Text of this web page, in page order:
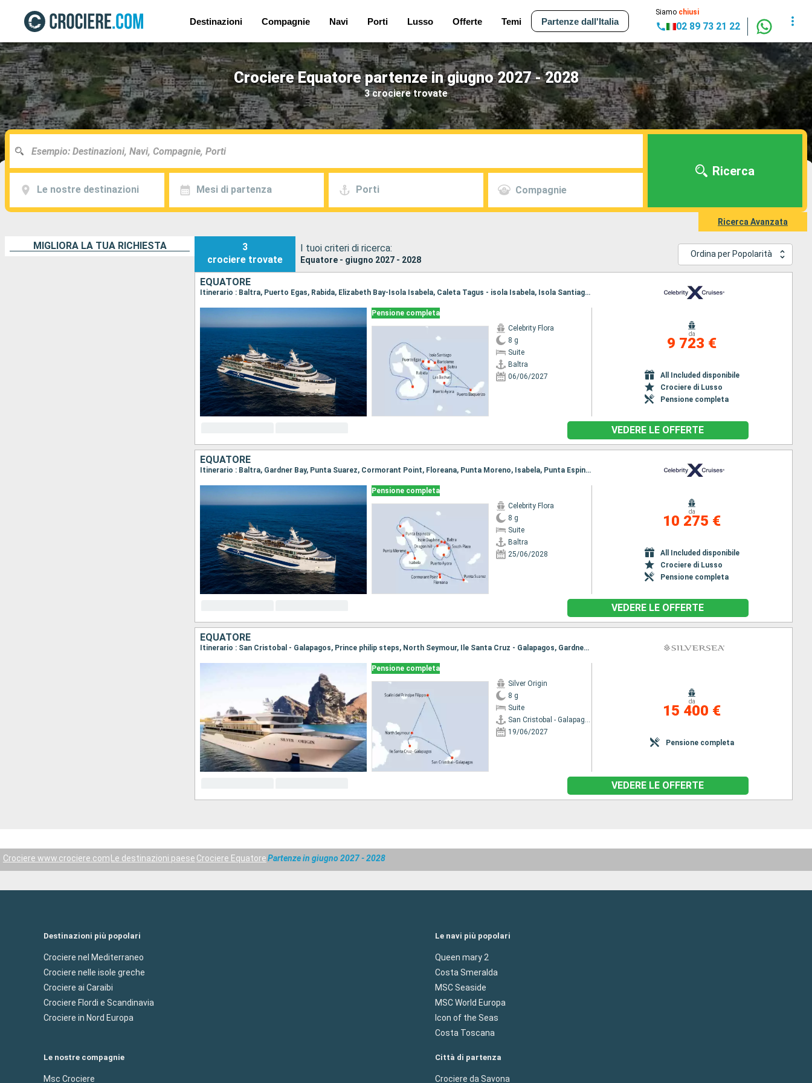
Destinazioni Compagnie Navi Porti Lusso Offerte Temi Partenze dall'Italia
Siamo chiusi
02 89 73 21 22
Crociere Equatore partenze in giugno 2027 - 2028
3 crociere trovate
Le nostre destinazioni Mesi di partenza Porti Compagnie
Ricerca
Ricerca Avanzata
MIGLIORA LA TUA RICHIESTA
3
crociere trovate
I tuoi criteri di ricerca:
Equatore - giugno 2027 - 2028
Ordina per Popolarità
EQUATORE
Itinerario : Baltra, Puerto Egas, Rabida, Elizabeth Bay-Isola Isabela, Caleta Tagus - isola Isabela, Isola Santiago, Bartolome, Las Bachas, Isole Daphne, North Seymour, Puerto Baquerizo, Punta Pitt, Puerto Ayora, Baltra
Pensione completa
Celebrity Flora
8 g
Suite
Baltra
06/06/2027
da
9 723 €
All Included disponibile
Crociere di Lusso
Pensione completa
VEDERE LE OFFERTE
EQUATORE
Itinerario : Baltra, Gardner Bay, Punta Suarez, Cormorant Point, Floreana, Punta Moreno, Isabela, Punta Espinoza, Punta Vicente Roca, South Plaza, Isole Daphne, Dragon hill, Puerto Ayora, Baltra
Pensione completa
Celebrity Flora
8 g
Suite
Baltra
25/06/2028
da
10 275 €
All Included disponibile
Crociere di Lusso
Pensione completa
VEDERE LE OFFERTE
EQUATORE
Itinerario : San Cristobal - Galapagos, Prince philip steps, North Seymour, Ile Santa Cruz - Galapagos, Gardner Bay, San Cristobal - Galapagos, Prince philip steps, North Seymour, Ile Santa Cruz - Galapagos, Gardner Bay, San Cristobal - Galapagos
Pensione completa
Silver Origin
8 g
Suite
San Cristobal - Galapagos
19/06/2027
da
15 400 €
Pensione completa
VEDERE LE OFFERTE
Crociere www.crociere.com Le destinazioni paese Crociere EquatorePartenze in giugno 2027 - 2028
Destinazioni più popolari
Crociere nel Mediterraneo
Crociere nelle isole greche
Crociere ai Caraibi
Crociere Flordi e Scandinavia
Crociere in Nord Europa
Le navi più popolari
Queen mary 2
Costa Smeralda
MSC Seaside
MSC World Europa
Icon of the Seas
Costa Toscana
Le nostre compagnie
Msc Crociere
Città di partenza
Crociere da Savona